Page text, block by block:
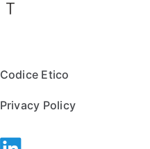
Codice Etico
Privacy Policy